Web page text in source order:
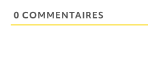
0 COMMENTAIRES